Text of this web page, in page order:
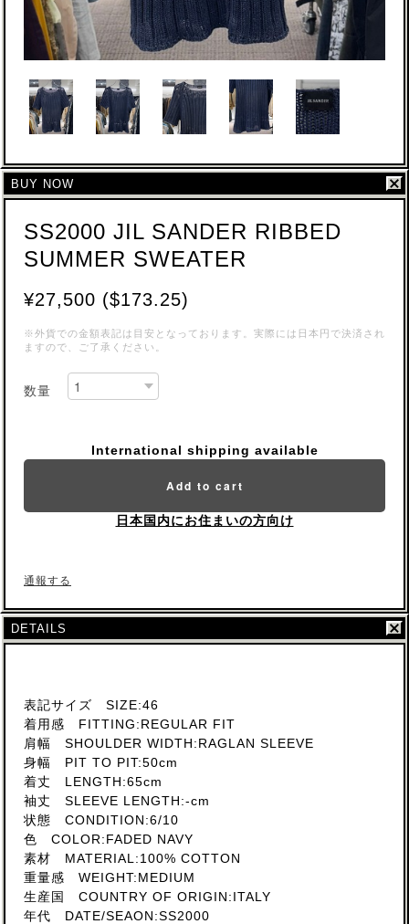
BUY NOW
SS2000 JIL SANDER RIBBED
SUMMER SWEATER
¥27,500 ($173.25)
※外貨での金額表記は目安となっております。実際には日本円で決済され
ますので、ご了承ください。
数量
International shipping available
Add to cart
日本国内にお住まいの方向け
通報する
DETAILS
表記サイズ SIZE:46
着用感 FITTING:REGULAR FIT
肩幅 SHOULDER WIDTH:RAGLAN SLEEVE
身幅 PIT TO PIT:50cm
着丈 LENGTH:65cm
袖丈 SLEEVE LENGTH:-cm
状態 CONDITION:6/10
色 COLOR:FADED NAVY
素材 MATERIAL:100% COTTON
重量感 WEIGHT:MEDIUM
生産国 COUNTRY OF ORIGIN:ITALY
年代 DATE/SEAON:SS2000